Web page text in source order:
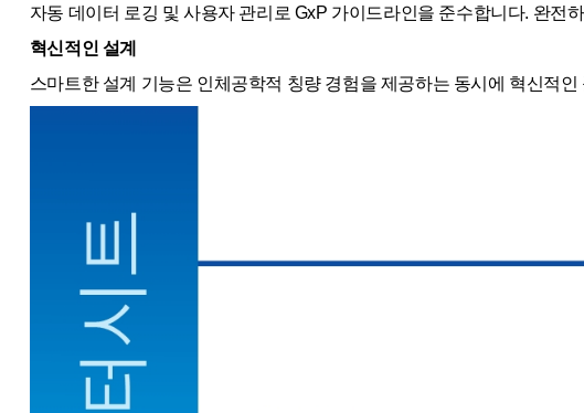
자동 데이터 로깅 및 사용자 관리로 GxP 가이드라인을 준수합니다. 완전
혁신적인 설계
스마트한 설계 기능은 인체공학적 칭량 경험을 제공하는 동시에 혁신적